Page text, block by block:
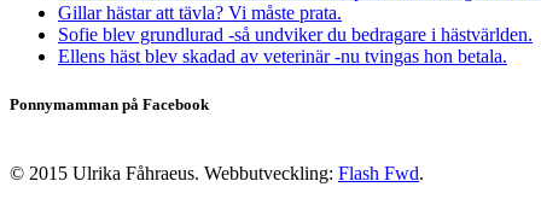
Gillar hästar att tävla? Vi måste prata.
Sofie blev grundlurad -så undviker du bedragare i hästvärlden.
Ellens häst blev skadad av veterinär -nu tvingas hon betala.
Ponnymamman på Facebook
© 2015 Ulrika Fåhraeus. Webbutveckling: Flash Fwd.